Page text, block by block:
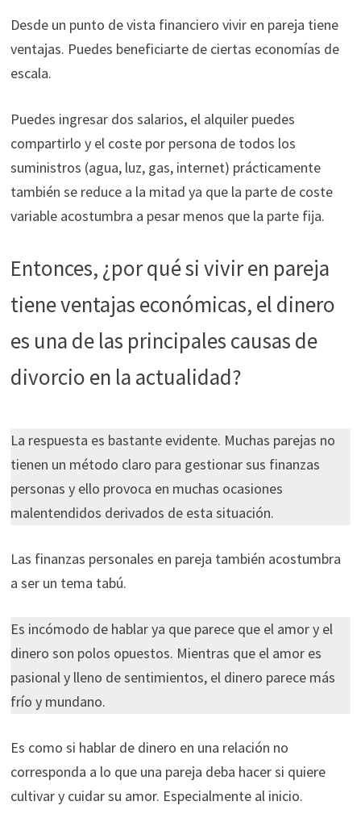
Desde un punto de vista financiero vivir en pareja tiene
ventajas. Puedes beneficiarte de ciertas economías de
escala.
Puedes ingresar dos salarios, el alquiler puedes
compartirlo y el coste por persona de todos los
suministros (agua, luz, gas, internet) prácticamente
también se reduce a la mitad ya que la parte de coste
variable acostumbra a pesar menos que la parte fija.
Entonces, ¿por qué si vivir en pareja
tiene ventajas económicas, el dinero
es una de las principales causas de
divorcio en la actualidad?
La respuesta es bastante evidente. Muchas parejas no
tienen un método claro para gestionar sus finanzas
personas y ello provoca en muchas ocasiones
malentendidos derivados de esta situación.
Las finanzas personales en pareja también acostumbra
a ser un tema tabú.
Es incómodo de hablar ya que parece que el amor y el
dinero son polos opuestos. Mientras que el amor es
pasional y lleno de sentimientos, el dinero parece más
frío y mundano.
Es como si hablar de dinero en una relación no
corresponda a lo que una pareja deba hacer si quiere
cultivar y cuidar su amor. Especialmente al inicio.
Marketing
Al compartir tus
comportamiento
mientras visitas
nuestro sitio,
aumentas la
posibilidad de
ofertas